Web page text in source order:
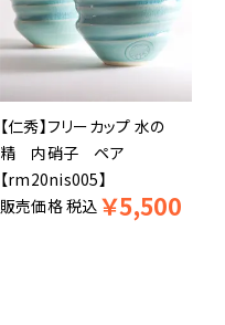
【仁秀】フリーカップ 水の
精 内硝子 ペア
【rm20nis005】
販売価格税込 ￥5,500